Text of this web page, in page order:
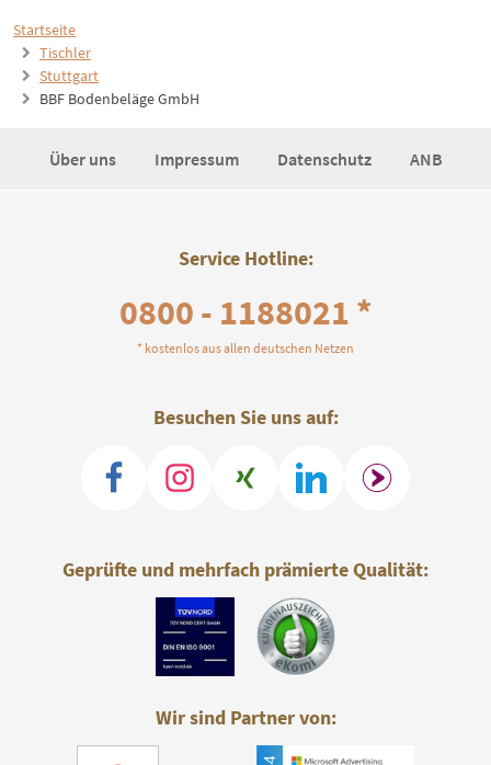
Startseite
Tischler
Stuttgart
BBF Bodenbeläge GmbH
Über uns Impressum Datenschutz ANB
Service Hotline:
0800 - 1188021 *
* kostenlos aus allen deutschen Netzen
Besuchen Sie uns auf:
Geprüfte und mehrfach prämierte Qualität:
Wir sind Partner von: